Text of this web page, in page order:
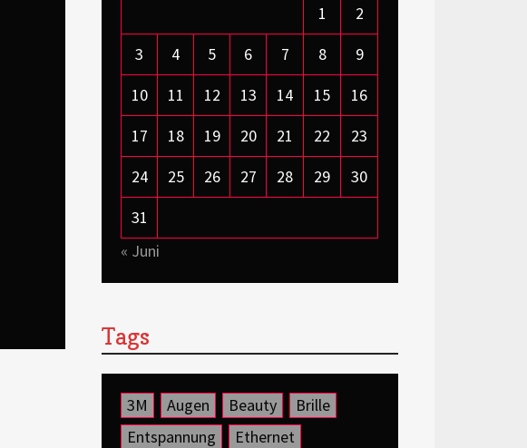
1
2
3
4 5 6 7 8
9
10
11 12 13 14 15
16
17
18 19 20 21 22
23
24
25 26 27 28 29
30
31
« Juni
Tags
3M Augen Beauty
Brille
Entspannung
Ethernet